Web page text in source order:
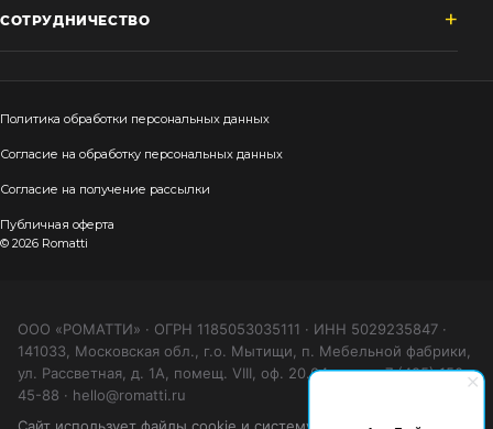
СОТРУДНИЧЕСТВО
Политика обработки персональных данных
Согласие на обработку персональных данных
Согласие на получение рассылки
Публичная оферта
© 2026 Romatti
ООО «РОМАТТИ» · ОГРН 1185053035111 · ИНН 5029235847 ·
141033, Московская обл., г.о. Мытищи, п. Мебельной фабрики,
ул. Рассветная, д. 1А, помещ. VIII, оф. 20.04 · тел. +7 (495) 150-
45-88 · hello@romatti.ru
Сайт использует файлы cookie и систему аналитики (Яндекс